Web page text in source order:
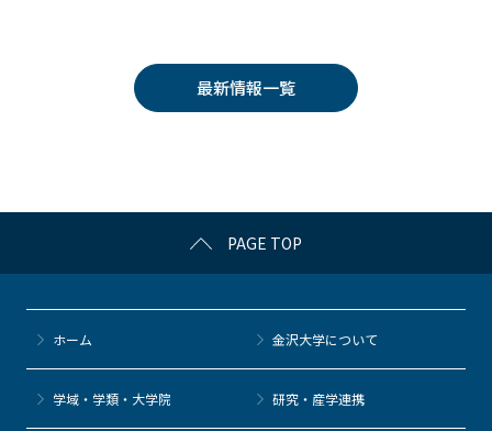
k
erk
et
n
a
最新情報一覧
PAGE TOP
ホーム 金沢大学について
学域・学類・大学院 研究・産学連携